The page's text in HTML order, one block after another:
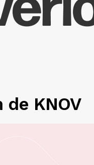
KNOV